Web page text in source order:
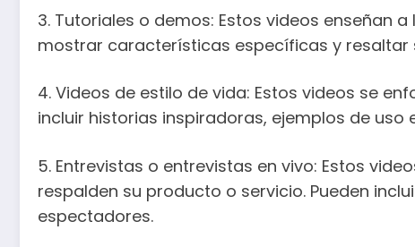
3. Tutoriales o demos: Estos videos enseñan
mostrar características específicas y resaltar
4. Videos de estilo de vida: Estos videos se
incluir historias inspiradoras, ejemplos de
5. Entrevistas o entrevistas en vivo: Estos
respalden su producto o servicio. Pueden
espectadores.